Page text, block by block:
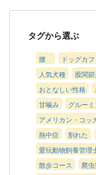
タグから選ぶ
腰 ドッグカフ
人気犬種
股関
おとなしい性格
甘噛み
グルー
アメリカン・コッ
熱中症
割れた
愛玩動物飼養管理
散歩コース
爬